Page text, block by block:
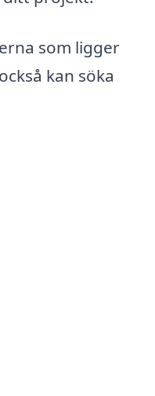
som ligger
kan söka